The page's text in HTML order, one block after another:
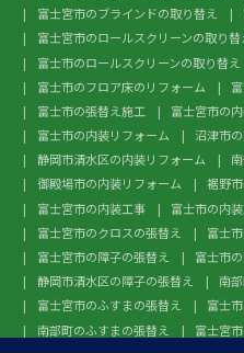
富士宮市のブラインドの取り替え
富士宮市のロールスクリーンの取り替
富士市のロールスクリーンの取り替え
富士市のフロア床のリフォーム
富士市の張替え施工
富士宮市の
富士市の内装リフォーム
沼津市
静岡市清水区の内装リフォーム
御殿場市の内装リフォーム
裾野
富士宮市の内装工事
富士市の内
富士宮市のクロスの張替え
富士
富士宮市の障子の張替え
富士市
静岡市清水区の障子の張替え
南
富士宮市のふすまの張替え
富士
南部町のふすまの張替え
富士宮